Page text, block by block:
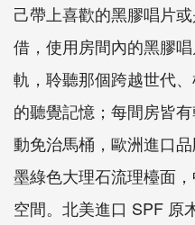
己帶上喜歡的黑膠唱片
借，使用房間內的黑膠
軌，聆聽那個跨越世代
的聽覺記憶；每間房皆
動免治馬桶，歐洲進口
墨綠色大理石流理檯面
空間。北美進口 SPF 原